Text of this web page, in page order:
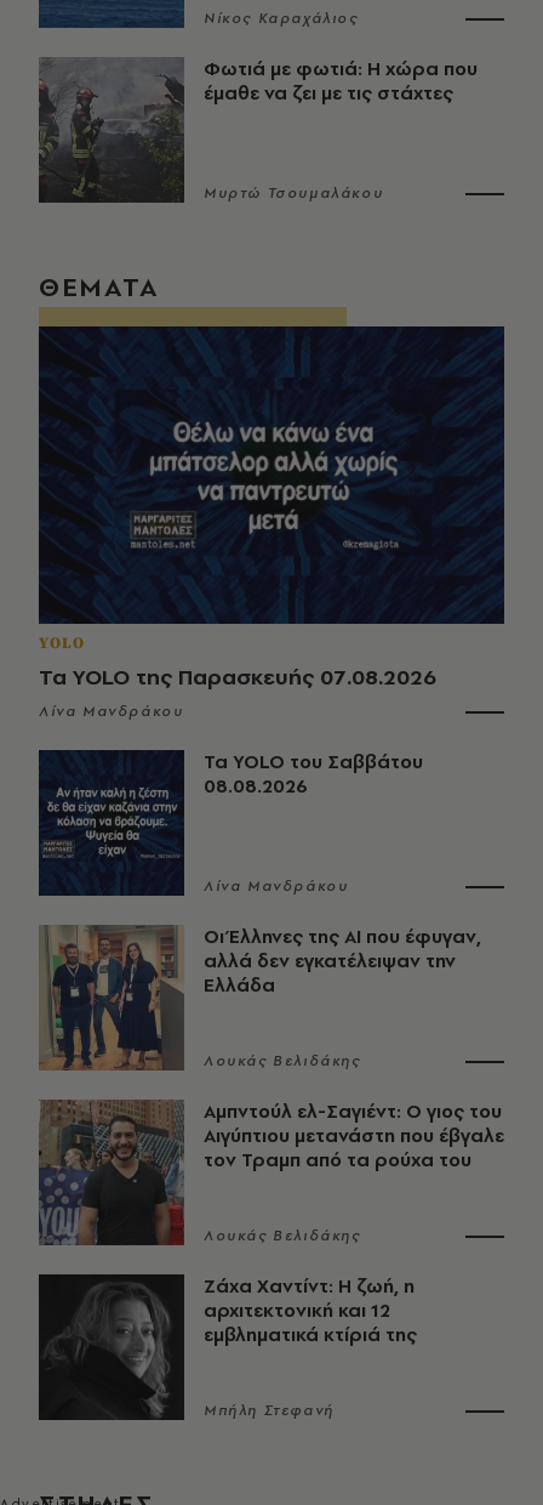
Νίκος Καραχάλιος
Φωτιά με φωτιά: Η χώρα που
έμαθε να ζει με τις στάχτες
Μυρτώ Τσουμαλάκου
ΘΕΜΑΤΑ
YOLO
Τα YOLO της Παρασκευής 07.08.2026
Λίνα Μανδράκου
Τα YOLO του Σαββάτου
08.08.2026
Λίνα Μανδράκου
Οι Έλληνες της ΑΙ που έφυγαν,
αλλά δεν εγκατέλειψαν την
Ελλάδα
Λουκάς Βελιδάκης
Αμπντούλ ελ-Σαγιέντ: Ο γιος του
Αιγύπτιου μετανάστη που έβγαλε
τον Τραμπ από τα ρούχα του
Λουκάς Βελιδάκης
Ζάχα Χαντίντ: Η ζωή, η
αρχιτεκτονική και 12
εμβληματικά κτίριά της
Μπήλη Στεφανή